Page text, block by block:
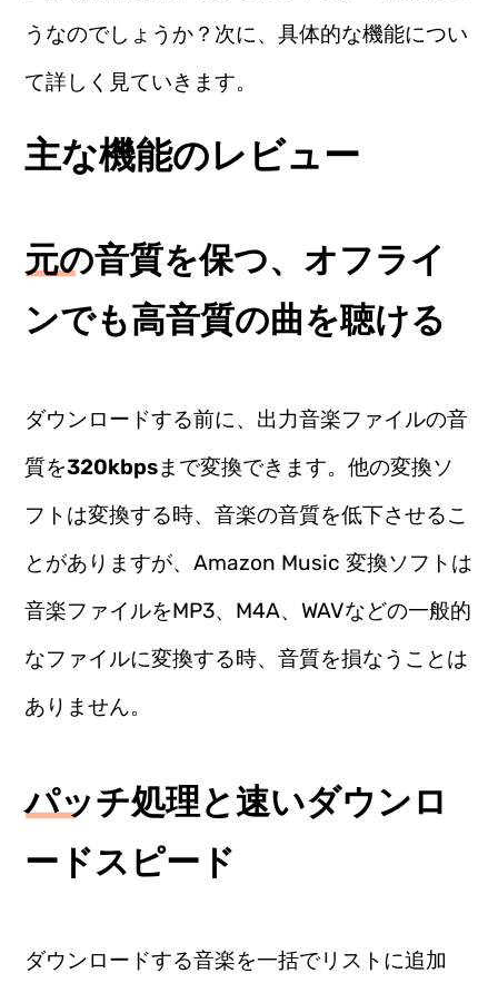
うなのでしょうか？次に、具体的な機能につい
て詳しく見ていきます。
主な機能のレビュー
元の音質を保つ、オフライ
ンでも高音質の曲を聴ける
ダウンロードする前に、出力音楽ファイルの音
質を320kbpsまで変換できます。他の変換ソ
フトは変換する時、音楽の音質を低下させるこ
とがありますが、Amazon Music 変換ソフトは
音楽ファイルをMP3、M4A、WAVなどの一般的
なファイルに変換する時、音質を損なうことは
ありません。
パッチ処理と速いダウンロ
ードスピード
ダウンロードする音楽を一括でリストに追加